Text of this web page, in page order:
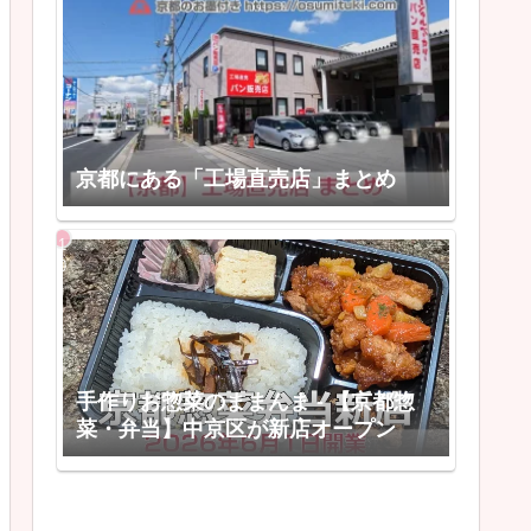
京都にある「工場直売店」まとめ
手作りお惣菜のままんま - 【京都惣
菜・弁当】中京区が新店オープン